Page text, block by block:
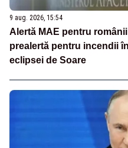
9 aug. 2026, 15:54
Alertă MAE pentru
prealertă pentru incendii
eclipsei de Soare